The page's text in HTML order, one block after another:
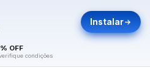
Instalar
OFF
condições